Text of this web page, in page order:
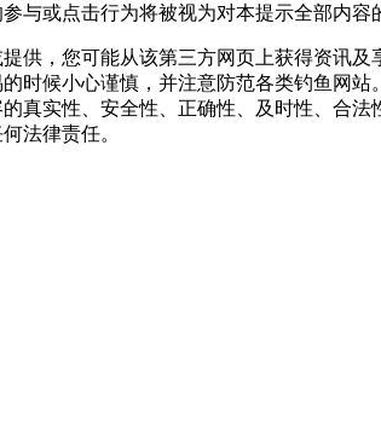
与或点击行为将被视为对本提示全部内容
供，您可能从该第三方网页上获得资讯
时候小心谨慎，并注意防范各类钓鱼网
真实性、安全性、正确性、及时性、合
法律责任。